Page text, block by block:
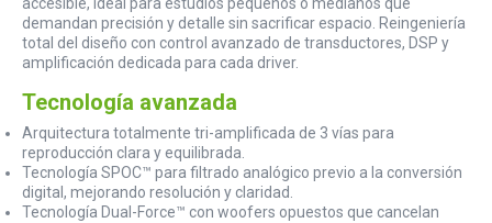
demandan precisión y detalle sin sacrificar espacio. Reingeniería
total del diseño con control avanzado de transductores, DSP y
amplificación dedicada para cada driver.
Tecnología avanzada
Arquitectura totalmente tri-amplificada de 3 vías para
reproducción clara y equilibrada.
Tecnología SPOC™ para filtrado analógico previo a la conversión
digital, mejorando resolución y claridad.
Tecnología Dual-Force™ con woofers opuestos que cancelan